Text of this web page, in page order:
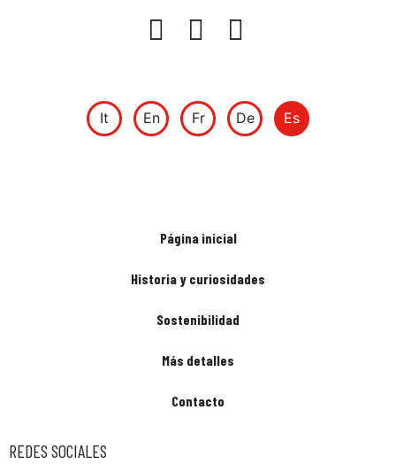
It En Fr De Es
Página inicial
Historia y curiosidades
Sostenibilidad
Más detalles
Contacto
REDES SOCIALES